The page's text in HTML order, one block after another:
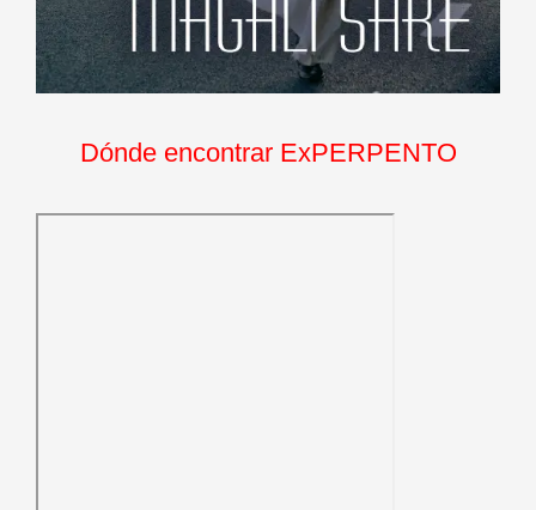
Dónde encontrar ExPERPENTO